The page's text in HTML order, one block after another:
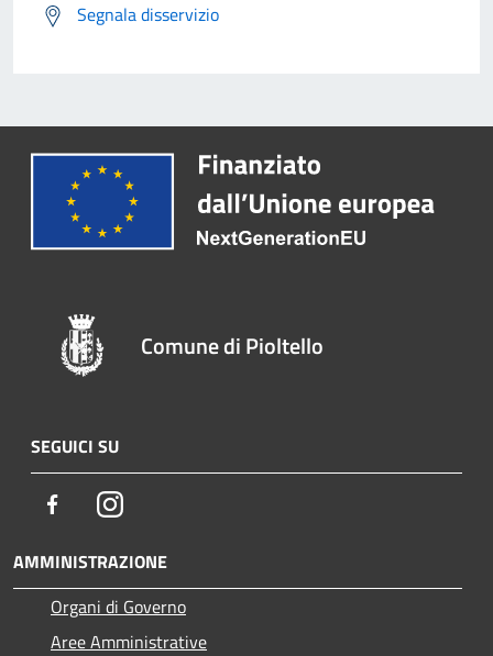
Segnala disservizio
Comune di Pioltello
SEGUICI SU
FacebookInstagram
AMMINISTRAZIONE
Organi di Governo
Aree Amministrative